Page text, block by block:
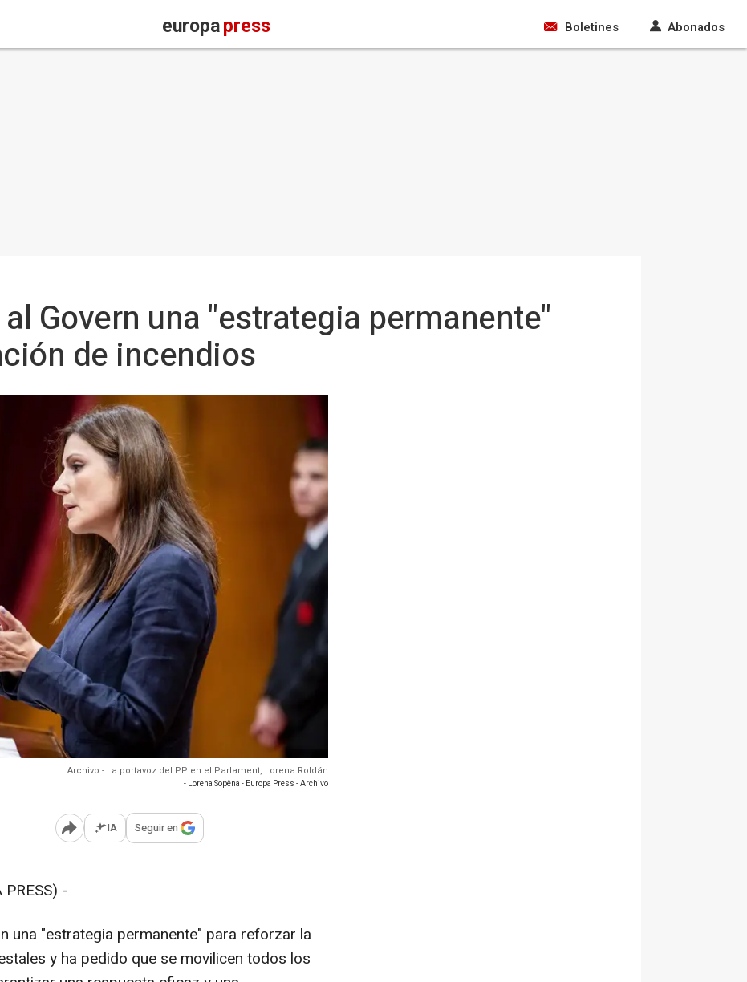
europapress Boletines Abonados
Govern una "estrategia permanente"
de incendios
Archivo - La portavoz del PP en el Parlament, Lorena Roldán
- Lorena Sopêna - Europa Press - Archivo
Abrir opciones para compartir
IA Seguir en
PRESS) -
una "estrategia permanente" para reforzar la
y ha pedido que se movilicen todos los